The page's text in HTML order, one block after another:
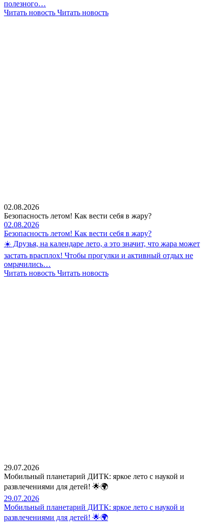
полезного…
Читать новость Читать новость
02.08.2026
Безопасность летом! Как вести себя в жару?
02.08.2026
Безопасность летом! Как вести себя в жару?
☀️ Друзья, на календаре лето, а это значит, что жара может
застать врасплох! Чтобы прогулки и активный отдых не
омрачились…
Читать новость Читать новость
29.07.2026
Мобильный планетарий ДИТК: яркое лето с наукой и
развлечениями для детей! 🌟🌍
29.07.2026
Мобильный планетарий ДИТК: яркое лето с наукой и
развлечениями для детей! 🌟🌍